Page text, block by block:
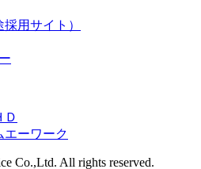
用サイト）
Ｄ
エーワーク
Co.,Ltd. All rights reserved.